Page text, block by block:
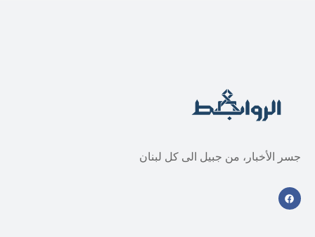
جسر الأخبار، من جبيل الى كل لبنان